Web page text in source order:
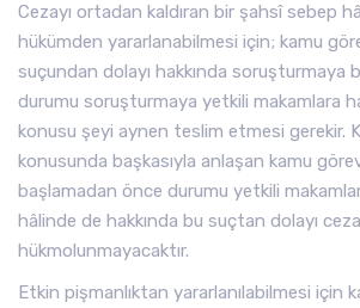
Cezayı ortadan kaldıran bir şahsî sebep
hükümden yararlanabilmesi için; kamu
suçundan dolayı hakkında soruşturmaya
durumu soruşturmaya yetkili makamlara
konusu şeyi aynen teslim etmesi gerekir.
konusunda başkasıyla anlaşan kamu
başlamadan önce durumu yetkili
hâlinde de hakkında bu suçtan dolayı
hükmolunmayacaktır.
Etkin pişmanlıktan yararlanılabilmesi için